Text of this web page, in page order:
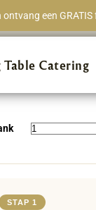
een
Table Catering
STAP 1